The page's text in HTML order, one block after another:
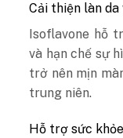
Cải thiện làn
Isoflavone hỗ
và hạn chế sự
trở nên mịn
trung niên.
Hỗ trợ sức